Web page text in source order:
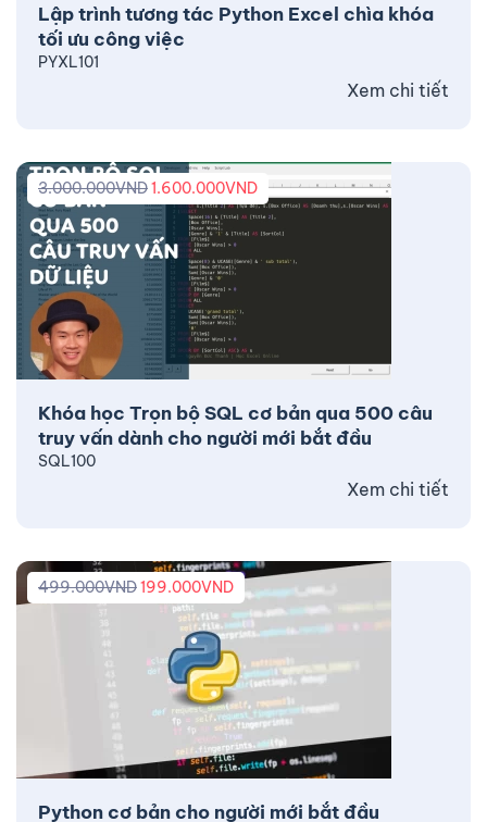
Lập trình tương tác Python Excel chìa khóa
tối ưu công việc
PYXL101
Xem chi tiết
Khóa học Trọn bộ SQL cơ bản qua 500 câu
truy vấn dành cho người mới bắt đầu
3.000.000VND1.600.000VND
SQL100
Xem chi tiết
Python cơ bản cho người mới bắt đầu
499.000VND199.000VND